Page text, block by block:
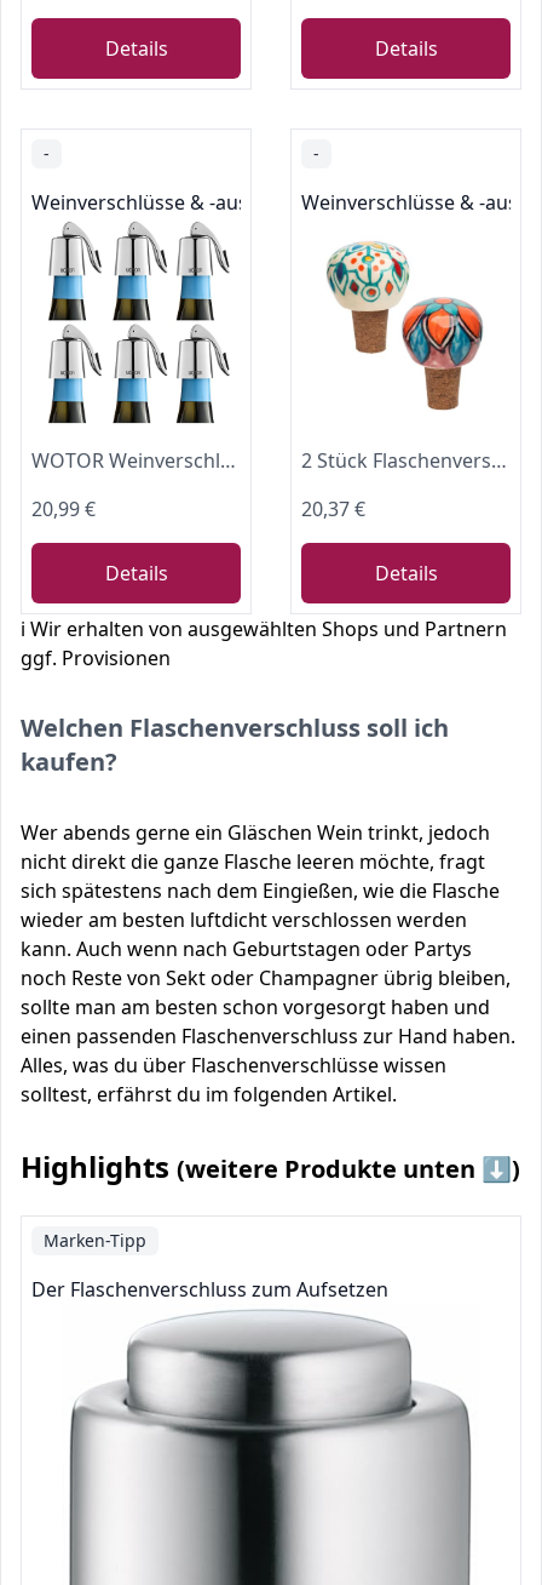
Details Details
-
Weinverschlüsse & -ausgießer
WOTOR Weinverschluss Edelstahl WeinFlaschenverschluss Wiederverwendbar Auslaufsicher hält Wein frisch (6 Stück,Silber)
20,99 €
Details
-
Weinverschlüsse & -
2 Stück Flaschenverschluss FLORAL türkis/rot aus Keramik und Kork, Weinflaschenverschluss Sektflaschenverschluss Glassflaschen, 1,8 x 1,8 x 2,4 cm
20,37 €
Details
ℹ️ Wir erhalten von ausgewählten Shops und Partnern
ggf. Provisionen
Welchen Flaschenverschluss soll ich
kaufen?
Wer abends gerne ein Gläschen Wein trinkt, jedoch
nicht direkt die ganze Flasche leeren möchte, fragt
sich spätestens nach dem Eingießen, wie die Flasche
wieder am besten luftdicht verschlossen werden
kann. Auch wenn nach Geburtstagen oder Partys
noch Reste von Sekt oder Champagner übrig bleiben,
sollte man am besten schon vorgesorgt haben und
einen passenden Flaschenverschluss zur Hand haben.
Alles, was du über Flaschenverschlüsse wissen
solltest, erfährst du im folgenden Artikel.
Highlights (weitere Produkte unten ⬇️)
Marken-Tipp
Der Flaschenverschluss zum Aufsetzen